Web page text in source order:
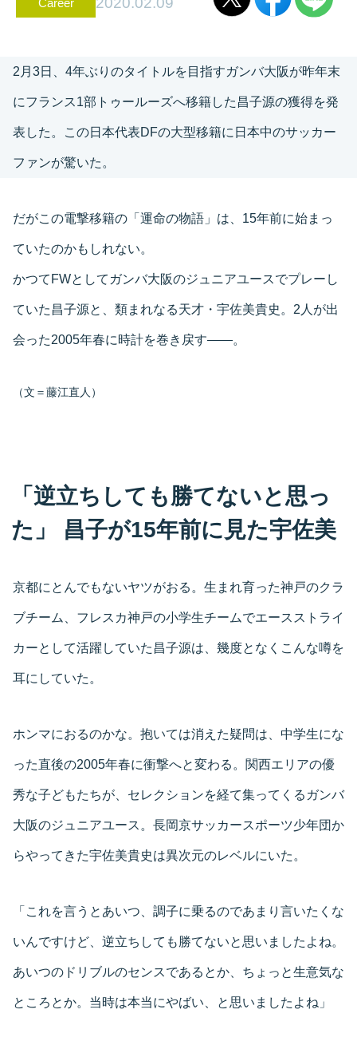
Career
2月3日、4年ぶりのタイトルを目指すガンバ大阪が昨年末
にフランス1部トゥールーズへ移籍した昌子源の獲得を発
表した。この日本代表DFの大型移籍に日本中のサッカー
ファンが驚いた。
だがこの電撃移籍の「運命の物語」は、15年前に始まっ
ていたのかもしれない。
かつてFWとしてガンバ大阪のジュニアユースでプレーし
ていた昌子源と、類まれなる天才・宇佐美貴史。2人が出
会った2005年春に時計を巻き戻す――。
（文＝藤江直人）
「逆立ちしても勝てないと思っ
た」 昌子が15年前に見た宇佐美
京都にとんでもないヤツがおる。生まれ育った神戸のクラ
ブチーム、フレスカ神戸の小学生チームでエースストライ
カーとして活躍していた昌子源は、幾度となくこんな噂を
耳にしていた。
ホンマにおるのかな。抱いては消えた疑問は、中学生にな
った直後の2005年春に衝撃へと変わる。関西エリアの優
秀な子どもたちが、セレクションを経て集ってくるガンバ
大阪のジュニアユース。長岡京サッカースポーツ少年団か
らやってきた宇佐美貴史は異次元のレベルにいた。
「これを言うとあいつ、調子に乗るのであまり言いたくな
いんですけど、逆立ちしても勝てないと思いましたよね。
あいつのドリブルのセンスであるとか、ちょっと生意気な
ところとか。当時は本当にやばい、と思いましたよね」